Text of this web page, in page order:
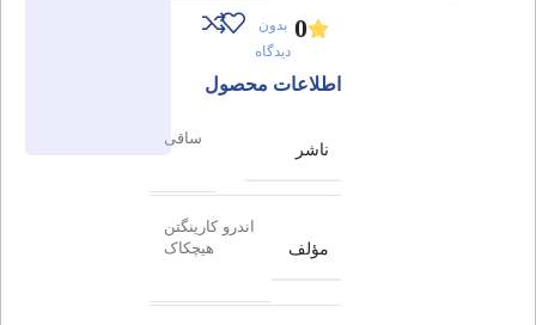
0 بدون
دیدگاه
اطلاعات محصول
ناشر
ساقی
مؤلف
اندرو کارینگتن
هیچکاک